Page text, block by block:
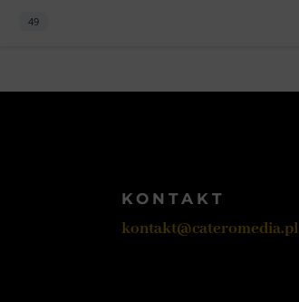
49
KONTAKT
kontakt@cateromedia.pl